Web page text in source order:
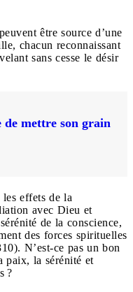
être source d’une
chacun reconnaissant
sans cesse le désir
mettre son grain
effets de la
avec Dieu et
de la conscience,
des forces spirituelles
N’est-ce pas un bon
paix, la sérénité et
?